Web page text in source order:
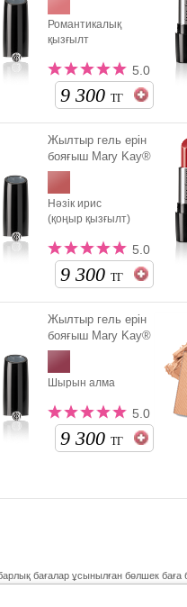
Романтикалық
қызғылт
5.0
9 300 ТГ
Жылтыр гель ерін
бояғыш Mary Kay®
Нәзік ирис
(қоңыр қызғылт)
5.0
9 300 ТГ
Жылтыр гель ерін
бояғыш Mary Kay®
Шырын алма
5.0
9 300 ТГ
барлық бағалар ұсынылған бөлшек